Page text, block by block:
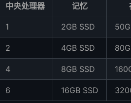
中央处理器 记忆
1 2GB SSD
2 4GB SSD
4 8GB SSD
6 16GB SSD